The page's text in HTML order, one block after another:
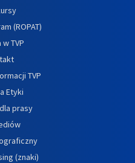
(ROPAT)
TVP
TVP
Etyki
prasy
(znaki)